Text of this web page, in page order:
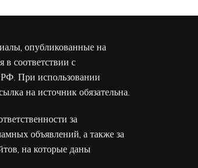
опубликованные на
в соответствии с
РФ. При использовании
на источник обязательна.
за
объявлений, а также за
на которые даны